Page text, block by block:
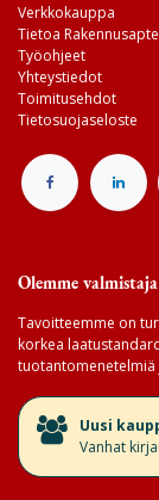
Verkkokauppa
Tietoa
Työohjeet
Yhteystiedot
Toimitusehdot
Tietosuojaseloste
Olemme
Tavoitteemme on
korkea
tuotantomenetelmiä
​Uusi
Vanhat